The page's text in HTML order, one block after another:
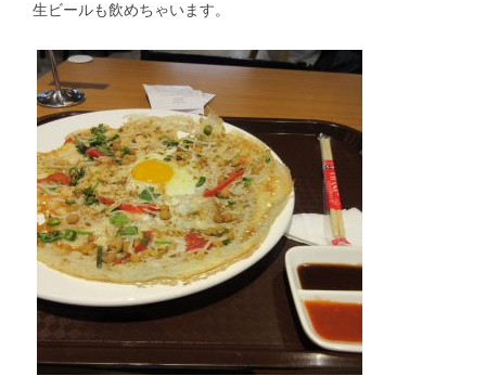
社会疫学研究｜Social Epidemiology
現在進行中の調査・研究｜Ongoing Research
論文｜Publications
講演・学会発表等｜Presentations & Lectures
生ビールも飲めちゃいます。